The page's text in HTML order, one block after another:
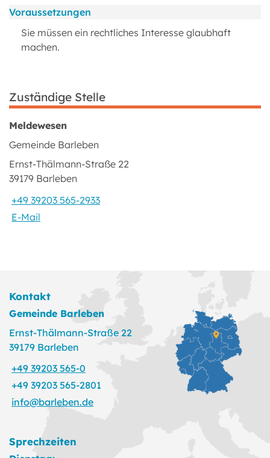
Voraussetzungen
Sie müssen ein rechtliches Interesse glaubhaft
machen.
Zuständige Stelle
Meldewesen
Gemeinde Barleben
Ernst-Thälmann-Straße 22
39179 Barleben
+49 39203 565-2933
E-Mail
Kontakt
Gemeinde Barleben
Ernst-Thälmann-Straße 22
39179 Barleben
+49 39203 565-0
+49 39203 565-2801
info@barleben.de
Sprechzeiten